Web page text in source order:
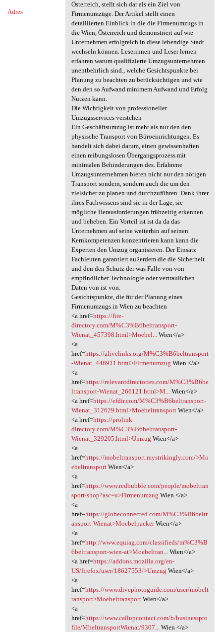
Adres
Österreich, stellt sich dar als ein Ziel von
Firmenumzüge. Der Artikel stellt einen
detaillierten Einblick in die die Firmenumzugs in
die Wien, Österreich und demonstriert auf wie
Unternehmen erfolgreich in diese lebendige Stadt
wechseln können. Leserinnen und Leser lernen
erfahren warum qualifizierte Umzugsunternehmen
unentbehrlich sind., welche Gesichtspunkte bei
Planung zu beachten zu berücksichtigen und wie
den den so Aufwand minimem Aufwand und Erfolg
Nutzen kann.
Die Wichtigkeit von professioneller
Umzugsservices verstehen
Ein Geschäftsumzug ist mehr als nur den den
physische Transport von Büroeinrichtungen. Es
handelt sich dabei darum, einen gewissenhaften
einen reibungslosen Übergangsprozess mit
minimalen Behinderungen des. Erfahrene
Umzugsunternehmen bieten nicht nur den nötigen
Transport sondern, sondern auch die um den
zielsicher zu planen und durchzuführen. Dank ihrer
ihres Fachwissens sind sie in der Lage, sie
mögliche Herausforderungen frühzeitig erkennen
und beheben. Ein Vorteil ist ist da da das
Unternehmen auf seine weiterhin auf seinen
Kernkompetenzen konzentrieren kann kann die
Experten den Umzug organisieren. Der Einsatz
Fachleuten garantiert außerdem die die Sicherheit
und den den Schutz der was Falle von von
empfindlicher Technologie oder vertraulichen
Daten von ist von.
Gesichtspunkte, die für der Planung eines
Firmenumzugs in Wien zu beachten
<a href=https://fire-
directory.com/M%C3%B6beltransport-
Wienat_457398.html>Moebel...Wien</a>
<a
href=https://alivelinks.org/M%C3%B6beltransport
-Wienat_448911.html>Firmenumzug Wien </a>
<a
href=https://relevantdirectories.com/M%C3%B6be
ltransport-Wienat_266121.html>M...Wien</a>
<a href=https://efdir.com/M%C3%B6beltransport-
Wienat_312629.html>MoebeltransportWien</a>
<a href=https://prolink-
directory.com/M%C3%B6beltransport-
Wienat_329205.html>Umzug Wien</a>
<a
href=https://mobeltransport.mystrikingly.com/>Mo
ebeltransportWien</a>
<a
href=https://www.redbubble.com/people/mobeltran
sport/shop?asc=u>Firmenumzug Wien </a>
<a
href=https://globeconnected.com/M%C3%B6beltr
ansport-Wienat>MoebelpackerWien</a>
<a
href=http://www.equiag.com/classifieds/m%C3%B
6beltransport-wien-at>Moebeltran...Wien</a>
<a href=https://addons.mozilla.org/en-
US/firefox/user/18627553/>Umzug Wien</a>
<a
href=https://www.divephotoguide.com/user/mobelt
ransport>MoebeltransportWien</a>
<a
href=https://www.callupcontact.com/b/businesspro
file/MbeltransportWienat/9307...Wien </a>